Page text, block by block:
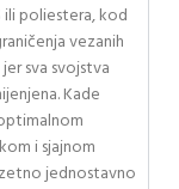
ili poliestera, kod
vezanih
sva svojstva
Kade
i sjajnom
jednostavno